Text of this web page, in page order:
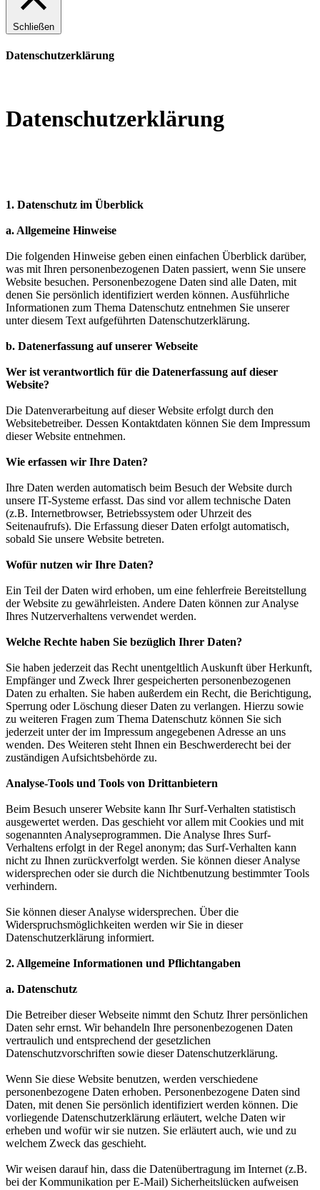
Schließen
Datenschutzerklärung
Datenschutzerklärung
1. Datenschutz im Überblick
a. Allgemeine Hinweise
Die folgenden Hinweise geben einen einfachen Überblick darüber,
was mit Ihren personenbezogenen Daten passiert, wenn Sie unsere
Website besuchen. Personenbezogene Daten sind alle Daten, mit
denen Sie persönlich identifiziert werden können. Ausführliche
Informationen zum Thema Datenschutz entnehmen Sie unserer
unter diesem Text aufgeführten Datenschutzerklärung.
b. Datenerfassung auf unserer Webseite
Wer ist verantwortlich für die Datenerfassung auf dieser
Website?
Die Datenverarbeitung auf dieser Website erfolgt durch den
Websitebetreiber. Dessen Kontaktdaten können Sie dem Impressum
dieser Website entnehmen.
Wie erfassen wir Ihre Daten?
Ihre Daten werden automatisch beim Besuch der Website durch
unsere IT-Systeme erfasst. Das sind vor allem technische Daten
(z.B. Internetbrowser, Betriebssystem oder Uhrzeit des
Seitenaufrufs). Die Erfassung dieser Daten erfolgt automatisch,
sobald Sie unsere Website betreten.
Wofür nutzen wir Ihre Daten?
Ein Teil der Daten wird erhoben, um eine fehlerfreie Bereitstellung
der Website zu gewährleisten. Andere Daten können zur Analyse
Ihres Nutzerverhaltens verwendet werden.
Welche Rechte haben Sie bezüglich Ihrer Daten?
Sie haben jederzeit das Recht unentgeltlich Auskunft über Herkunft,
Empfänger und Zweck Ihrer gespeicherten personenbezogenen
Daten zu erhalten. Sie haben außerdem ein Recht, die Berichtigung,
Sperrung oder Löschung dieser Daten zu verlangen. Hierzu sowie
zu weiteren Fragen zum Thema Datenschutz können Sie sich
jederzeit unter der im Impressum angegebenen Adresse an uns
wenden. Des Weiteren steht Ihnen ein Beschwerderecht bei der
zuständigen Aufsichtsbehörde zu.
Analyse-Tools und Tools von Drittanbietern
Beim Besuch unserer Website kann Ihr Surf-Verhalten statistisch
ausgewertet werden. Das geschieht vor allem mit Cookies und mit
sogenannten Analyseprogrammen. Die Analyse Ihres Surf-
Verhaltens erfolgt in der Regel anonym; das Surf-Verhalten kann
nicht zu Ihnen zurückverfolgt werden. Sie können dieser Analyse
widersprechen oder sie durch die Nichtbenutzung bestimmter Tools
verhindern.
Sie können dieser Analyse widersprechen. Über die
Widerspruchsmöglichkeiten werden wir Sie in dieser
Datenschutzerklärung informiert.
2. Allgemeine Informationen und Pflichtangaben
a. Datenschutz
Die Betreiber dieser Webseite nimmt den Schutz Ihrer persönlichen
Daten sehr ernst. Wir behandeln Ihre personenbezogenen Daten
vertraulich und entsprechend der gesetzlichen
Datenschutzvorschriften sowie dieser Datenschutzerklärung.
Wenn Sie diese Website benutzen, werden verschiedene
personenbezogene Daten erhoben. Personenbezogene Daten sind
Daten, mit denen Sie persönlich identifiziert werden können. Die
vorliegende Datenschutzerklärung erläutert, welche Daten wir
erheben und wofür wir sie nutzen. Sie erläutert auch, wie und zu
welchem Zweck das geschieht.
Wir weisen darauf hin, dass die Datenübertragung im Internet (z.B.
bei der Kommunikation per E-Mail) Sicherheitslücken aufweisen